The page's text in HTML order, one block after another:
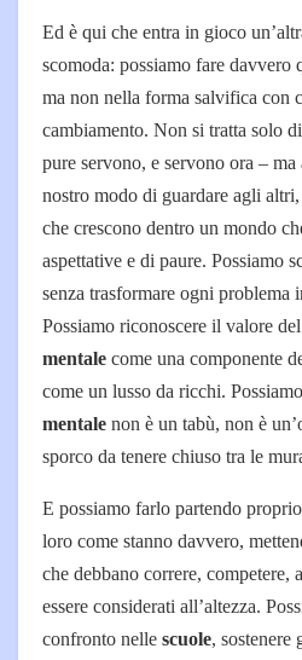
Ed è qui che entra in gioco
scomoda: possiamo fare davvero
ma non nella forma salvifica con
cambiamento. Non si tratta solo
pure servono, e servono ora –
nostro modo di guardare agli
che crescono dentro un mondo
aspettative e di paure. Possiamo
senza trasformare ogni problema
Possiamo riconoscere il valore del
mentale come una componente
come un lusso da ricchi.
mentale non è un tabù, non è
sporco da tenere chiuso tra le
E possiamo farlo partendo
loro come stanno davvero,
che debbano correre, competere,
essere considerati all’altezza.
confronto nelle scuole, sostenere